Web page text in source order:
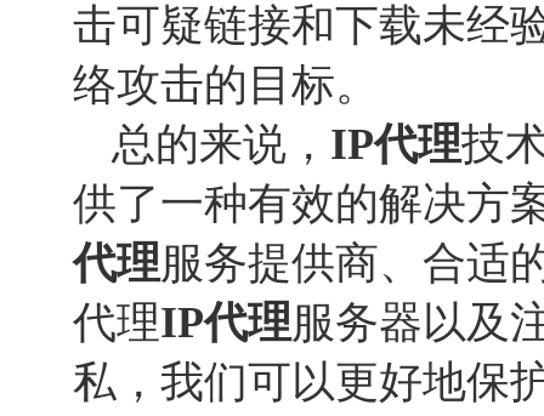
击可疑链接和下载未经
络攻击的目标。
总的来说， IP代理技
供了一种有效的解决方
代理服务提供商、合适
代理IP代理服务器以及
私，我们可以更好地保